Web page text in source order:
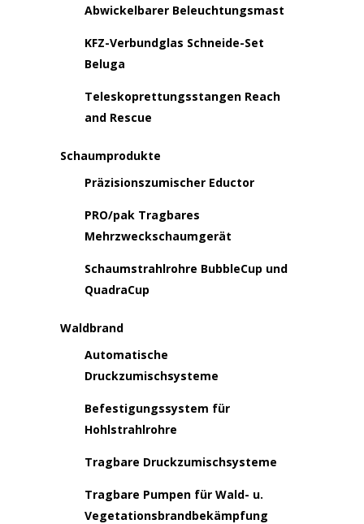
Abwickelbarer Beleuchtungsmast
KFZ-Verbundglas Schneide-Set
Beluga
Teleskoprettungsstangen Reach
and Rescue
Schaumprodukte
Präzisionszumischer Eductor
PRO/pak Tragbares
Mehrzweckschaumgerät
Schaumstrahlrohre BubbleCup und
QuadraCup
Waldbrand
Automatische
Druckzumischsysteme
Befestigungssystem für
Hohlstrahlrohre
Tragbare Druckzumischsysteme
Tragbare Pumpen für Wald- u.
Vegetationsbrandbekämpfung